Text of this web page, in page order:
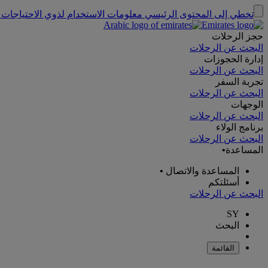
تخطي إلى المحتوى الرئيسي معلومات الاستخدام لذوي
حجز الرحلات
البحث عن الرحلات
إدارة الحجوزات
البحث عن الرحلات
تجربة السفر
البحث عن الرحلات
الوجهات
البحث عن الرحلات
برنامج الولاء
البحث عن الرحلات
المساعدة•
المساعدة والاتصال •
أسئلتكم
البحث عن الرحلات
SY
البحث
القائمة